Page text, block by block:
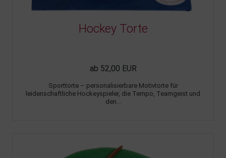
Hockey Torte
ab 52,00 EUR
Sporttorte – personalisierbare Motivtorte für
leidenschaftliche Hockeyspieler, die Tempo, Teamgeist und
den...